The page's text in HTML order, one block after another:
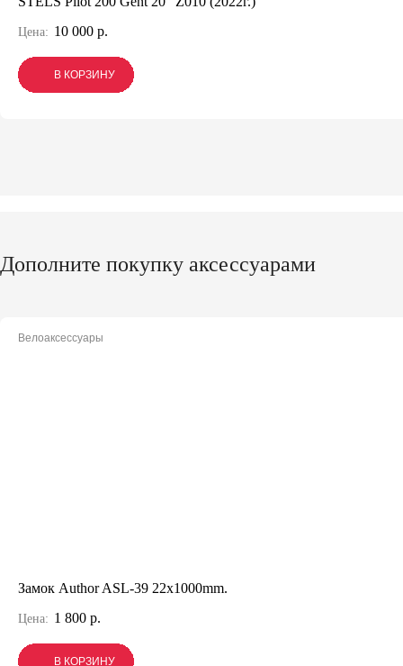
Цена: 10 000 р.
В КОРЗИНУ
В КОРЗИНУ
В КОРЗИНУ
Дополните покупку аксессуарами
Велоаксессуары
Замок Author ASL-39 22x1000mm.
Цена: 1 800 р.
В КОРЗИНУ
В КОРЗИНУ
В КОРЗИНУ